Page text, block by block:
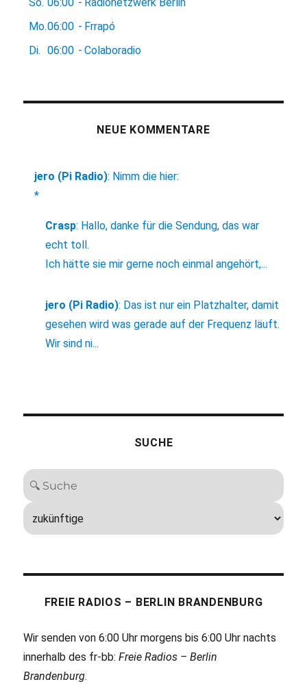
Mo.06:00 - Frrapó
Di.
06:00 - Colaboradio
NEUE KOMMENTARE
jero (Pi Radio): Nimm die hier:
*
Crasp: Hallo, danke für die Sendung, das war
echt toll.
Ich hätte sie mir gerne noch einmal angehört,...
jero (Pi Radio): Das ist nur ein Platzhalter, damit
gesehen wird was gerade auf der Frequenz läuft.
Wir sind ni...
SUCHE
FREIE RADIOS – BERLIN BRANDENBURG
Wir senden von 6:00 Uhr morgens bis 6:00 Uhr nachts
innerhalb des fr-bb:Freie Radios – Berlin
Brandenburg.